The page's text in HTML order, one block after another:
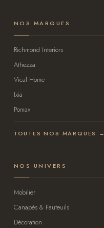
NOS MARQUES
Richmond Interiors
Athezza
Vical Home
Ixia
Pomax
TOUTES NOS MARQUES →
NOS UNIVERS
Mobilier
Canapés & Fauteuils
Décoration